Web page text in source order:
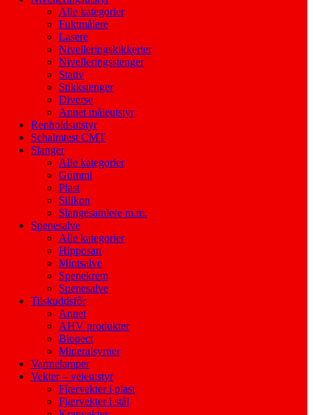
Alle kategorier
Fuktmålere
Lasere
Nivelleringskikkerter
Nivelleringsstenger
Stativ
Stikkstenger
Diverse
Annet måleutstyr
Renholdsutstyr
Schalmtest CMT
Slanger
Alle kategorier
Gummi
Plast
Silikon
Slangesamlere m.m.
Spenesalve
Alle kategorier
Hipposan
Mintsalve
Spenekrem
Spenesalve
Tilskuddsfôr
Annet
AHV produkter
Biopect
Mineralsyrner
Varmelamper
Vekter – veieutstyr
Fjærvekter i plast
Fjærvekter i stål